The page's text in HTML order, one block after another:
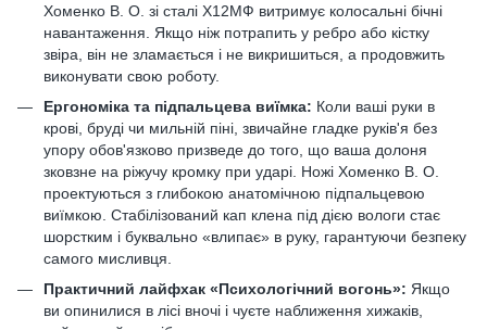
Хоменко В. О. зі сталі Х12МФ витримує колосальні бічні
навантаження. Якщо ніж потрапить у ребро або кістку
звіра, він не зламається і не викришиться, а продовжить
виконувати свою роботу.
Ергономіка та підпальцева виїмка: Коли ваші руки в
крові, бруді чи мильній піні, звичайне гладке руків'я без
упору обов'язково призведе до того, що ваша долоня
зковзне на ріжучу кромку при ударі. Ножі Хоменко В. О.
проектуються з глибокою анатомічною підпальцевою
виїмкою. Стабілізований кап клена під дією вологи стає
шорстким і буквально «влипає» в руку, гарантуючи безпеку
самого мисливця.
Практичний лайфхак «Психологічний вогонь»: Якщо
ви опинилися в лісі вночі і чуєте наближення хижаків,